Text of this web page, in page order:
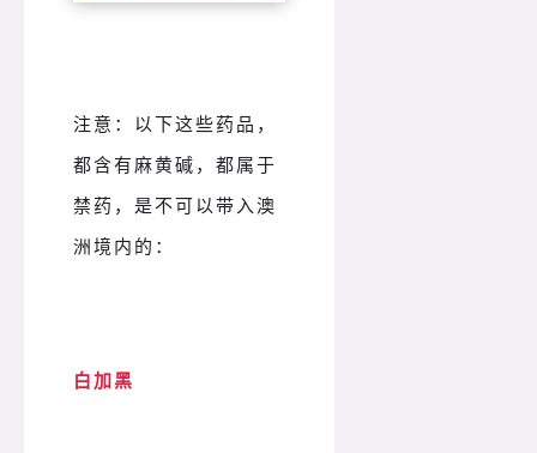
注意：以下这些药品，
都含有麻黄碱，都属于
禁药，是不可以带入澳
洲境内的：
白加黑